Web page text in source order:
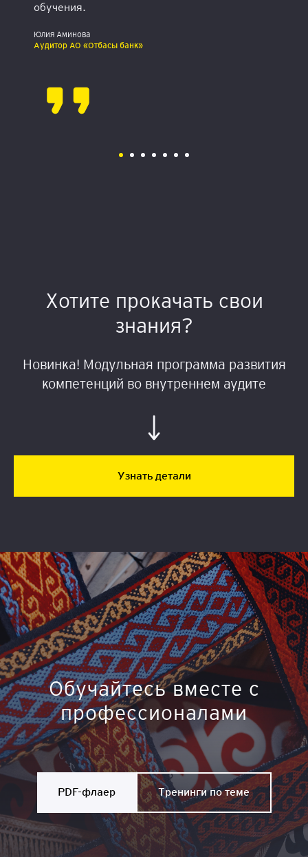
обучения.
Юлия Аминова
Аудитор АО «Отбасы банк»
Хотите прокачать свои
знания?
Новинка! Модульная программа развития
компетенций во внутреннем аудите
Узнать детали
Обучайтесь вместе с
профессионалами
PDF-флаер Тренинги по теме